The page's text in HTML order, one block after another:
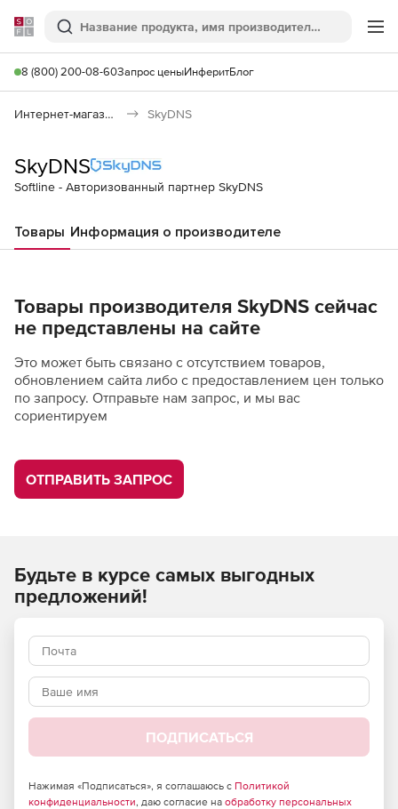
Softline
Поиск
8 (800) 200-08-60Запрос ценыИнферитБлог
Интернет-магазин SkyDNS
SkyDNS
Softline - Авторизованный партнер SkyDNS
Товары Информация о производителе
Товары производителя SkyDNS сейчас
не представлены на сайте
Это может быть связано с отсутствием товаров,
обновлением сайта либо с предоставлением цен только
по запросу. Отправьте нам запрос, и мы вас
сориентируем
ОТПРАВИТЬ ЗАПРОС
Будьте в курсе самых выгодных
предложений!
ПОДПИСАТЬСЯ
Нажимая «Подписаться», я соглашаюсь с Политикой
конфиденциальности, даю согласие на обработку персональных